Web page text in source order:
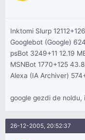
Inktomi Slurp
Googlebot (Google)
psBot 3249+11 12.19
MSNBot 1770+125
Alexa (IA Archiver)
google gezdi de
26-12-2005, 20:52:37